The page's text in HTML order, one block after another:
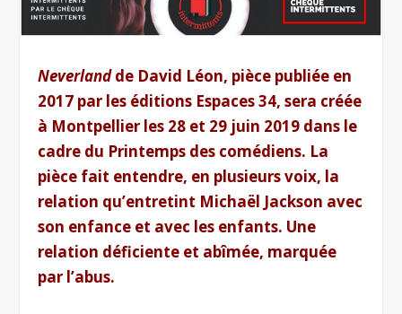
Neverlandde David Léon, pièce publiée en
2017 par les éditions Espaces 34, sera créée
à Montpellier les 28 et 29 juin 2019 dans le
cadre du Printemps des comédiens. La
pièce fait entendre, en plusieurs voix, la
relation qu’entretint Michaël Jackson avec
son enfance et avec les enfants. Une
relation déficiente et abîmée, marquée
par l’abus.